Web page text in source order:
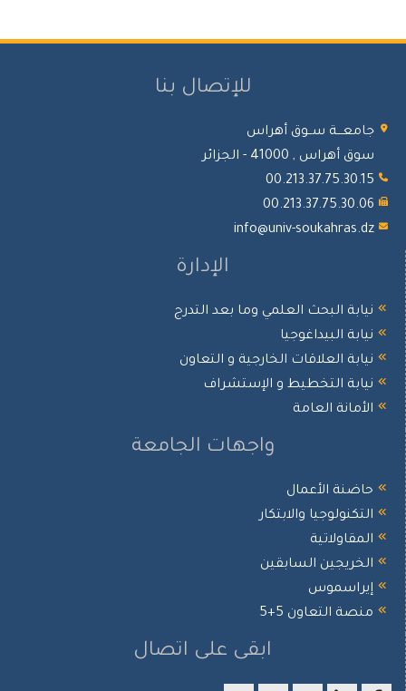
للإتصال بنا
جامعـــة ســوق أهراس
سوق أهراس , 41000 - الجزائر
00.213.37.75.30.15
00.213.37.75.30.06
info@univ-soukahras.dz
الإدارة
نيابة البحث العلمي وما بعد التدرج
نيابة البيداغوجيا
نيابة العلاقات الخارجية و التعاون
نيابة التخطيط و الإستشراف
الأمانة العامة
واجهات الجامعة
حاضنة الأعمال
التكنولوجيا والابتكار
المقاولاتية
الخريجين السابقين
إيراسموس
منصة التعاون 5+5
ابقى على اتصال